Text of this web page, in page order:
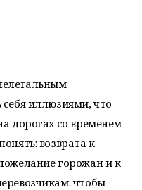
иллюзиями, что
дорогах со временем
возврата к
горожан и к
чтобы